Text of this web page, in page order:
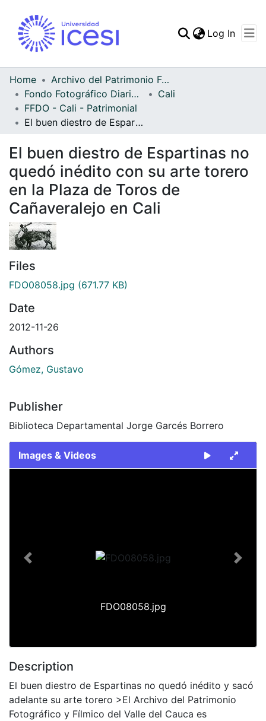
Statistics
Log In
Home
Archivo del Patrimonio Fotográfico y Fílmico del Valle del Cauca
Fondo Fotográfico Diario Occidente
Cali
FFDO - Cali - Patrimonial
El buen diestro de Espartinas no quedó inédito con su arte torero en la Plaza de Toros de Cañaveralejo en Cali
El buen diestro de Espartinas no
quedó inédito con su arte torero
en la Plaza de Toros de
Cañaveralejo en Cali
Files
FDO08058.jpg (671.77 KB)
Date
2012-11-26
Authors
Gómez, Gustavo
Publisher
Biblioteca Departamental Jorge Garcés Borrero
Images & Videos
FDO08058.jpg
Previous Next
Description
El buen diestro de Espartinas no quedó inédito y sacó
adelante su arte torero >El Archivo del Patrimonio
Fotográfico y Fílmico del Valle del Cauca es